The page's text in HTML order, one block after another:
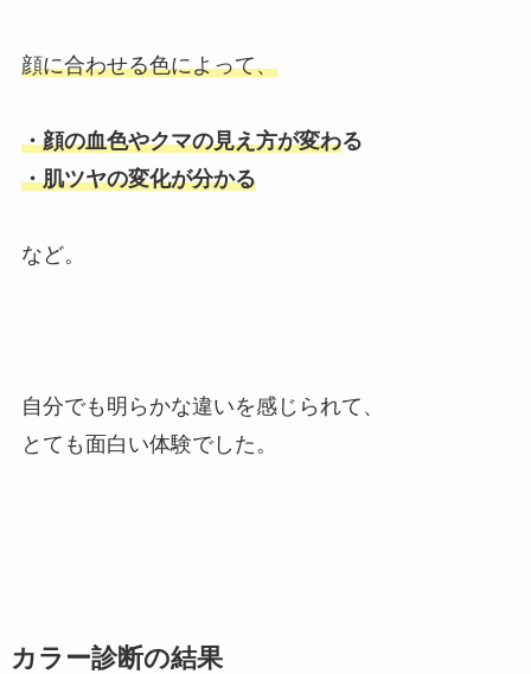
顔に合わせる色によって、
・顔の血色やクマの見え方が変わる
・肌ツヤの変化が分かる
など。
自分でも明らかな違いを感じられて、
とても面白い体験でした。
カラー診断の結果